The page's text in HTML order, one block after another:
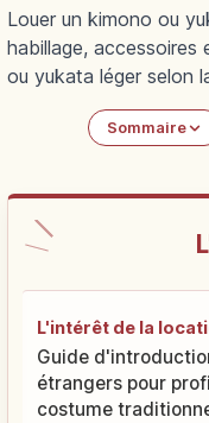
Louer un kimono ou
habillage,
ou yukata léger selon
Sommaire
L'intérêt de la
Guide
étrangers pour
costume